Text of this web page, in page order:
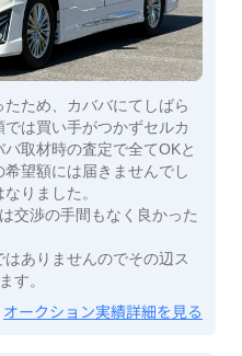
ため、カババにてしばら
は買い手がつかずセルカ
取材時の査定で全てOKと
望額には届きませんでし
りました。
交渉の手間もなく良かった
ありませんのでその辺ス
す。
オークション実績詳細を見る